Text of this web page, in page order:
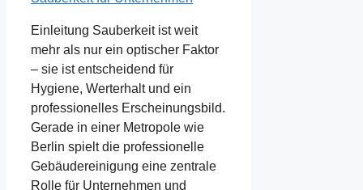
Einleitung Sauberkeit ist weit
mehr als nur ein optischer Faktor
– sie ist entscheidend für
Hygiene, Werterhalt und ein
professionelles Erscheinungsbild.
Gerade in einer Metropole wie
Berlin spielt die professionelle
Gebäudereinigung eine zentrale
Rolle für Unternehmen und